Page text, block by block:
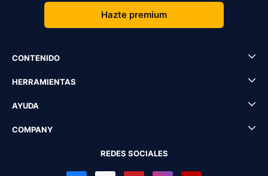
Hazte premium
CONTENIDO
HERRAMIENTAS
AYUDA
COMPANY
REDES SOCIALES